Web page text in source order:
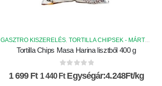
GASZTRO KISZERELÉS TORTILLA CHIPSEK - MÁRTOGATÓS
Tortilla Chips Masa Harina lisztből 400 g
1 699 Ft 1 440 Ft Egységár:4.248Ft/kg